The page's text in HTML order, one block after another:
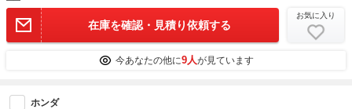
在庫を確認・見積り依頼する
お気に入り
今あなたの他に9人が見ています
ホンダ